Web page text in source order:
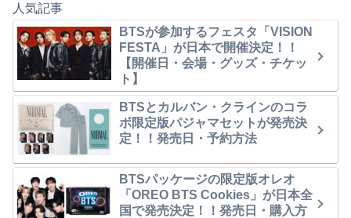
人気記事
BTSが参加するフェスタ「VISION
FESTA」が日本で開催決定！！
【開催日・会場・グッズ・チケッ
ト】
BTSとカルバン・クラインのコラ
ボ限定版パジャマセットが発売決
定！！発売日・予約方法
BTSパッケージの限定版オレオ
「OREO BTS Cookies」が日本全
国で発売決定！！発売日・購入方